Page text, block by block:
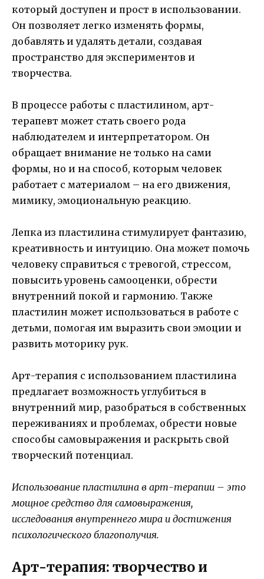
который доступен и прост в использовании.
Он позволяет легко изменять формы,
добавлять и удалять детали, создавая
пространство для экспериментов и
творчества.
В процессе работы с пластилином, арт-
терапевт может стать своего рода
наблюдателем и интерпретатором. Он
обращает внимание не только на сами
формы, но и на способ, которым человек
работает с материалом – на его движения,
мимику, эмоциональную реакцию.
Лепка из пластилина стимулирует фантазию,
креативность и интуицию. Она может помочь
человеку справиться с тревогой, стрессом,
повысить уровень самооценки, обрести
внутренний покой и гармонию. Также
пластилин может использоваться в работе с
детьми, помогая им выразить свои эмоции и
развить моторику рук.
Арт-терапия с использованием пластилина
предлагает возможность углубиться в
внутренний мир, разобраться в собственных
переживаниях и проблемах, обрести новые
способы самовыражения и раскрыть свой
творческий потенциал.
Использование пластилина в арт-терапии – это
мощное средство для самовыражения,
исследования внутреннего мира и достижения
психологического благополучия.
Арт-терапия: творчество и